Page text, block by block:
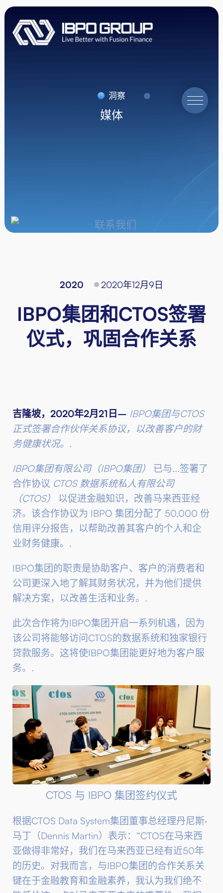
洞察
媒体
2020 2020年12月9日
IBPO集团和CTOS签署
仪式，巩固合作关系
吉隆坡，2020年2月21日– IBPO集团与CTOS
正式签署合作伙伴关系协议，以改善客户的财
务健康状况。.
IBPO集团有限公司（IBPO集团）
已与...签署了
合作协议 CTOS 数据系统私人有限公司
（CTOS）
以促进金融知识，改善马来西亚经
济。该合作协议为 IBPO 集团分配了 50,000 份
信用评分报告，以帮助改善其客户的个人和企
业财务健康。.
IBPO集团的职责是协助客户、客户的消费者和
公司更深入地了解其财务状况，并为他们提供
解决方案，以改善生活和业务。.
此次合作将为IBPO集团开启一系列机遇，因为
该公司将能够访问CTOS的数据系统和独家银行
贷款服务。这将使IBPO集团能更好地为客户服
务。.
CTOS 与 IBPO 集团签约仪式
根据CTOS Data System集团董事总经理丹尼斯·
马丁（Dennis Martin）表示：“CTOS在马来西
亚做得非常好，我们在马来西亚已经有近50年
的历史。对我而言，与IBPO集团的合作关系关
键在于金融教育和金融素养，我认为我们绝不